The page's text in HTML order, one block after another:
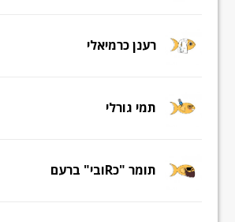
רענן כרמיאלי
תמי גורלי
תומר "כRובי" ברעם